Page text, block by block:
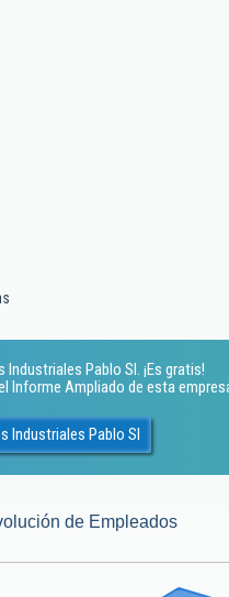
Pablo Sl. ¡Es gratis!
Informe Ampliado de esta
Industriales Pablo Sl
de Empleados